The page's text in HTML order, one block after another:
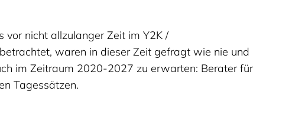
nicht allzulanger Zeit im Y2K /
waren in dieser Zeit gefragt wie nie und
im Zeitraum 2020-2027 zu erwarten: Berater für
Tagessätzen.